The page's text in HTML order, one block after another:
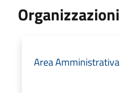
Organizzazioni
Area Amministrativa